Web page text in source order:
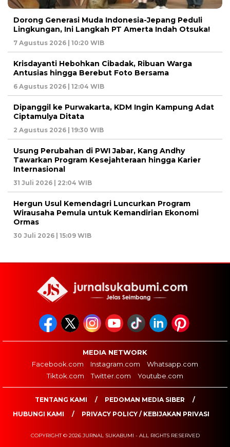
Dorong Generasi Muda Indonesia-Jepang Peduli
Lingkungan, Ini Langkah PT Amerta Indah Otsuka!
7 Agustus 2026 | 10:20 WIB
Krisdayanti Hebohkan Cibadak, Ribuan Warga
Antusias hingga Berebut Foto Bersama
6 Agustus 2026 | 12:04 WIB
Dipanggil ke Purwakarta, KDM Ingin Kampung Adat
Ciptamulya Ditata
2 Agustus 2026 | 19:30 WIB
Usung Perubahan di PWI Jabar, Kang Andhy
Tawarkan Program Kesejahteraan hingga Karier
Internasional
31 Juli 2026 | 22:04 WIB
Hergun Usul Kemendagri Luncurkan Program
Wirausaha Pemula untuk Kemandirian Ekonomi
Ormas
30 Juli 2026 | 15:09 WIB
MEDIA NETWORK
Facebook.com
Instagram.com
Whatsapp.com
Tiktok.com
Twitter.com Youtube.com
TENTANG KAMI
PEDOMAN MEDIA SIBER
HUBUNGI KAMI
PRIVACY POLICY / KEBIJAKAN PRIVASI
COPYRIGHT © 2026 JURNAL SUKABUMI - ALL RIGHTS RESERVED